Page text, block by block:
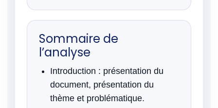
Sommaire de
l’analyse
Introduction : présentation du
document, présentation du
thème et problématique.